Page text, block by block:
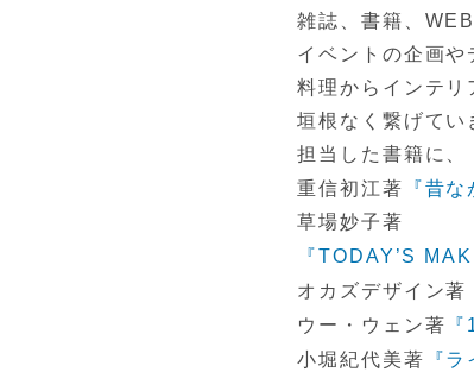
雑誌、書籍、
イベントの企画や
料理からインテリ
垣根なく繋げてい
担当した書籍に、
重信初江著 『昔
草場妙子著
『TODAY’S
オカズデザイン著
ウー・ウェン著
小堀紀代美著 『